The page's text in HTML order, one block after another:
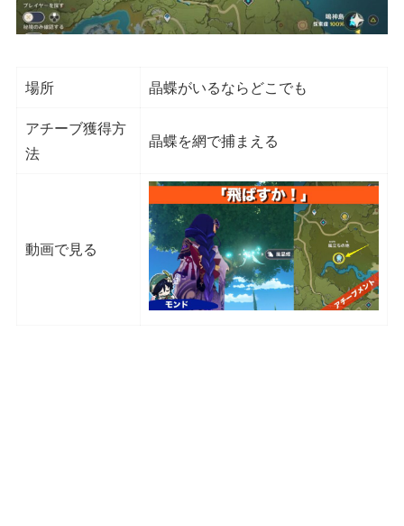
場所 晶蝶がいるならどこでも
アチーブ獲得方
法
晶蝶を網で捕まえる
動画で見る